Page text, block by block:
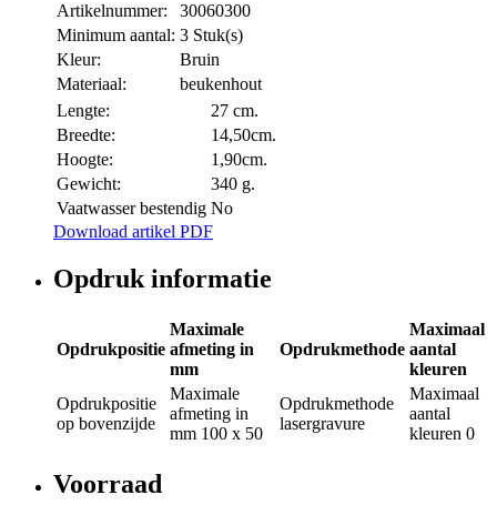
Artikelnummer:
30060300
Minimum aantal: 3 Stuk(s)
Kleur:
Bruin
Materiaal:
beukenhout
Lengte:
27 cm.
Breedte:
14,50cm.
Hoogte:
1,90cm.
Gewicht:
340 g.
Vaatwasser bestendig No
Download artikel PDF
Opdruk informatie
Opdrukpositie
Maximale
afmeting in
mm
Opdrukmethode
Maximaal
aantal
kleuren
Opdrukpositie
op bovenzijde
Maximale
afmeting in
mm 100 x 50
Opdrukmethode
lasergravure
Maximaal
aantal
kleuren 0
Voorraad